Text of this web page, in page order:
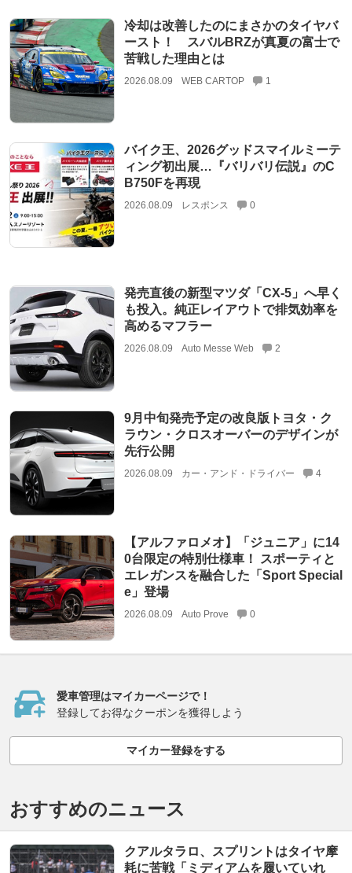
冷却は改善したのにまさかのタイヤバ
ースト！ スバルBRZが真夏の富士で
苦戦した理由とは
2026.08.09 WEB CARTOP 1
バイク王、2026グッドスマイルミーテ
ィング初出展…『バリバリ伝説』のC
B750Fを再現
2026.08.09 レスポンス 0
発売直後の新型マツダ「CX-5」へ早く
も投入。純正レイアウトで排気効率を
高めるマフラー
2026.08.09 Auto Messe Web 2
9月中旬発売予定の改良版トヨタ・ク
ラウン・クロスオーバーのデザインが
先行公開
2026.08.09 カー・アンド・ドライバー 4
【アルファロメオ】「ジュニア」に14
0台限定の特別仕様車！ スポーティと
エレガンスを融合した「Sport Special
e」登場
2026.08.09 Auto Prove 0
愛車管理はマイカーページで！
登録してお得なクーポンを獲得しよう
マイカー登録をする
おすすめのニュース
クアルタラロ、スプリントはタイヤ摩
耗に苦戦「ミディアムを履いていれ